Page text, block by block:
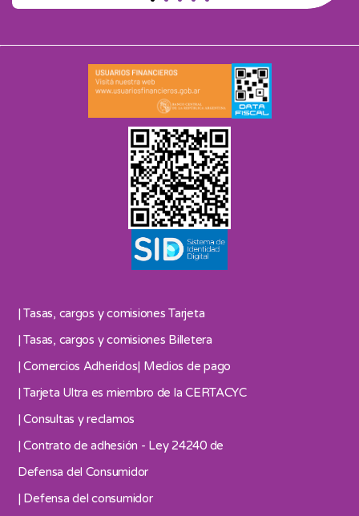
| Tasas, cargos y comisiones Tarjeta
| Tasas, cargos y comisiones Billetera
| Comercios Adheridos| Medios de pago
| Tarjeta Ultra es miembro de la CERTACYC
| Consultas y reclamos
| Contrato de adhesión - Ley 24240 de
Defensa del Consumidor
| Defensa del consumidor